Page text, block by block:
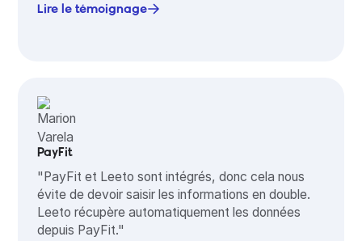
Lire le témoignage
PayFit
"PayFit et Leeto sont intégrés, donc cela nous
évite de devoir saisir les informations en double.
Leeto récupère automatiquement les données
depuis PayFit."